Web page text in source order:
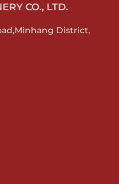
CO., LTD.
District,